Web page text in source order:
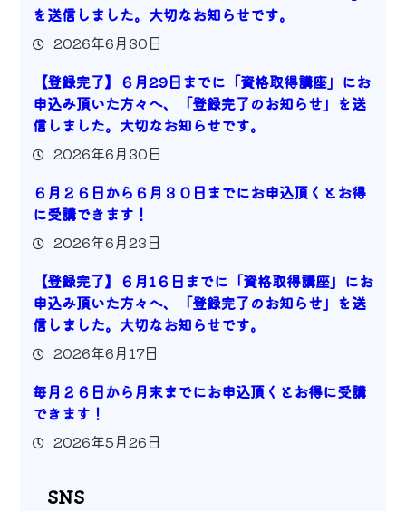
を送信しました。大切なお知らせです。
2026年6月30日
【登録完了】６月29日までに「資格取得講座」にお
申込み頂いた方々へ、「登録完了のお知らせ」を送
信しました。大切なお知らせです。
2026年6月30日
６月２６日から６月３０日までにお申込頂くとお得
に受講できます！
2026年6月23日
【登録完了】６月1６日までに「資格取得講座」にお
申込み頂いた方々へ、「登録完了のお知らせ」を送
信しました。大切なお知らせです。
2026年6月17日
毎月２６日から月末までにお申込頂くとお得に受講
できます！
2026年5月26日
SNS